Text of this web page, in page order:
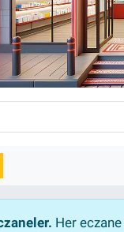
Her